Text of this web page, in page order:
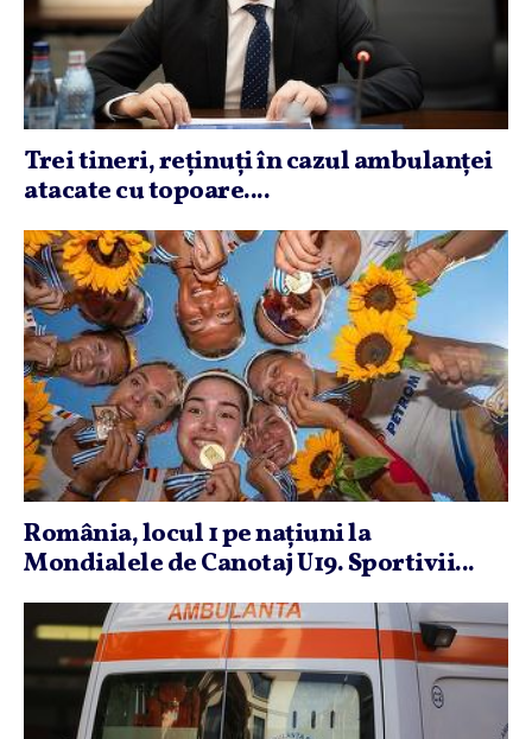
Trei tineri, reţinuţi în cazul ambulanţei
atacate cu topoare....
România, locul 1 pe naţiuni la
Mondialele de Canotaj U19. Sportivii...